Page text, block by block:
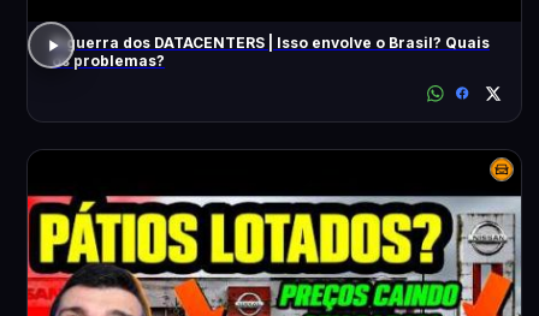
A guerra dos DATACENTERS | Isso envolve o Brasil? Quais
os problemas?